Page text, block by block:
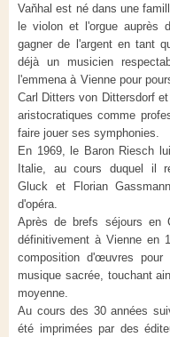
Vaňhal est né dans une
le violon et l'orgue auprès
gagner de l'argent en tant
déjà un musicien
l'emmena à Vienne pour
Carl Ditters von Dittersdorf
aristocratiques comme
faire jouer ses symphonies.
En 1969, le Baron Riesch
Italie, au cours duquel il
Gluck et Florian
d'opéra.
Après de brefs séjours en
définitivement à Vienne en
composition d'œuvres
musique sacrée, touchant
moyenne.
Au cours des 30 années
été imprimées par des